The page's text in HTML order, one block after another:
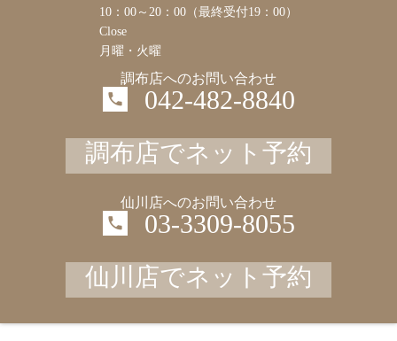
10：00～20：00（最終受付19：00）
Close
月曜・火曜
調布店へのお問い合わせ
042-482-8840
調布店でネット予約
仙川店へのお問い合わせ
03-3309-8055
仙川店でネット予約